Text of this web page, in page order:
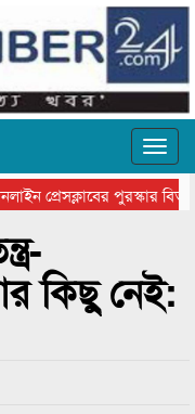
প্রেসক্লাবের পুরস্কার
কিশোর আহাদের খুনি
কিছু নেই: